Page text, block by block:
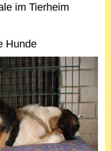
im Tierheim
Hunde